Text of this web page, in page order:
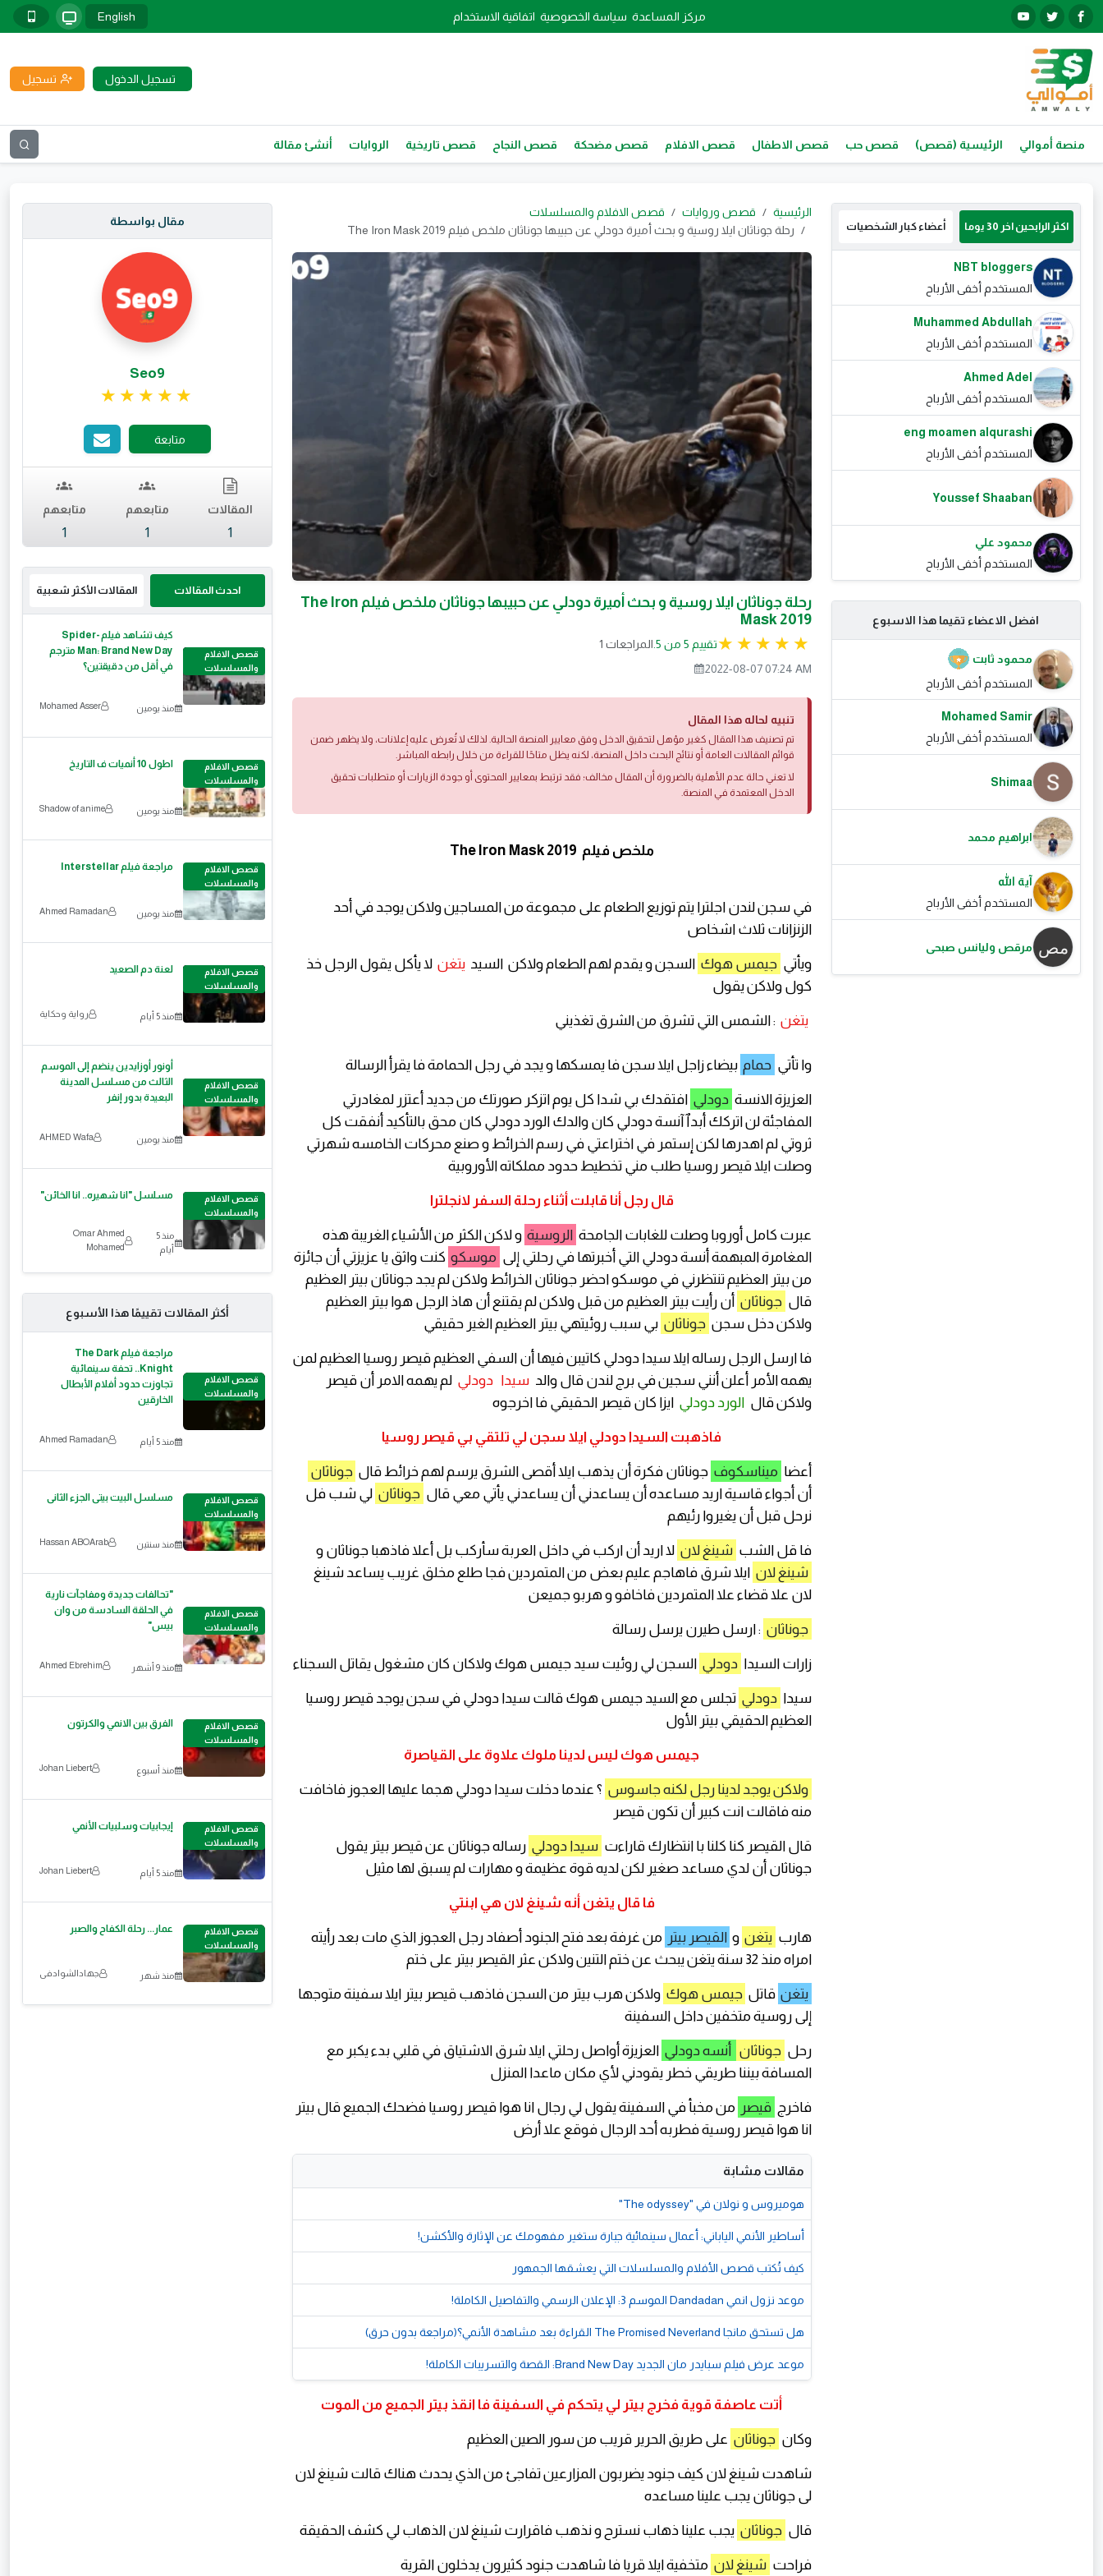
مركز المساعدة سياسة الخصوصية اتفاقية الاستخدام English
تسجيل الدخول تسجيل
منصة أموالي الرئيسية (قصص) قصص حب قصص الاطفال قصص الافلام قصص مضحكة قصص النجاح قصص تاريخية الروايات أنشئ مقالة
اكثر الرابحين اخر 30 يوما أعضاء كبار الشخصيات
NBT bloggers
المستخدم أخفى الأرباح
Muhammed Abdullah
المستخدم أخفى الأرباح
Ahmed Adel
المستخدم أخفى الأرباح
eng moamen alqurashi
المستخدم أخفى الأرباح
Youssef Shaaban
محمود علي
المستخدم أخفى الأرباح
افضل الاعضاء تقيما هذا الاسبوع
محمود ثابت
المستخدم أخفى الأرباح
Mohamed Samir
المستخدم أخفى الأرباح
Shimaa
ابراهيم محمد
آية الله
المستخدم أخفى الأرباح
مرقص وليانس صبحى
الرئيسية قصص وروايات
قصص الافلام والمسلسلات
رحلة جوناثان ايلا روسية و بحث أميرة دودلي عن حبيبها جوناثان ملخص فيلم The Iron Mask 2019
رحلة جوناثان ايلا روسية و بحث أميرة دودلي عن حبيبها جوناثان ملخص فيلم The Iron
Mask 2019
تقييم 5 من 5.
1 المراجعات
2022-08-07 07:24 AM
تنبيه لحاله هذا المقال
تم تصنيف هذا المقال كغير مؤهل لتحقيق الدخل وفق معايير المنصة الحالية. لذلك لا تُعرض عليه إعلانات، ولا يظهر ضمن
قوائم المقالات العامة أو نتائج البحث داخل المنصة، لكنه يظل متاحًا للقراءة من خلال رابطه المباشر.
لا تعني حالة عدم الأهلية بالضرورة أن المقال مخالف؛ فقد ترتبط بمعايير المحتوى أو جودة الزيارات أو متطلبات تحقيق
الدخل المعتمدة في المنصة.
ملخص فيلم The Iron Mask 2019
في سجن لندن اجلترا يتم توزيع الطعام على مجموعة من المساجين ولاكن يوجد في أحد
الزنزانات ثلاث اشخاص
ويأتي جيمس هوك السجن و يقدم لهم الطعام ولاكن السيد يتغن لا يأكل يقول الرجل خذ
كول ولاكن يقول
يتغن : الشمس التي تشرق من الشرق تغذيني
وا تأتي حمام بيضاء زاجل ايلا سجن فا يمسكها و يجد في رجل الحمامة فا يقرأ الرسالة
العزيزة الانسة دودلي افتقدك بي شدا كل يوم اتزكر صورتك من جديد أعتزر لمغادرتي
المفاجئة لن اتركك أبدٱ آنسة دودلي كان والدك الورد دودلي كان محق بالتأكيد أنفقت كل
ثروتي لم اهدرها لكن إستمر في اختراعتي في رسم الخرائط و صنع محركات الخامسه شهرتي
وصلت ايلا قيصر روسيا طلب مني تخطيط حدود مملكاته الأوروبية
قال رجل أنا قابلت أثناء رحلة السفر لانجلترا
عبرت كامل أوروبا وصلت للغابات الجامحة الروسية و لاكن الكثر من الأشياء الغريبة هذه
المغامرة المبهمة أنسة دودلي التي أخبرتها في رحلتي إلى موسكو كنت واثق يا عزيزتي أن جائزة
من بيتر العظيم تنتظرني في موسكو احضر جوناثان الخرائط ولاكن لم يجد جوناثان بيتر العظيم
قال جوناثان أن رأيت بيتر العظيم من قبل ولاكن لم يقتنع أن هاذ الرجل هوا بيتر العظيم
ولاكن دخل سجن جوناثان بي سبب روئيتهي بيتر العظيم الغير حقيقي
فا ارسل الرجل رساله ايلا سيدا دودلي كاتيبن فيها أن السفي العظيم قيصر روسيا العظيم لمن
يهمه الأمر أعلن أنني سجين في برج لندن قال والد سيدا دودلي لم يهمه الامر أن قيصر
ولاكن قال الورد دودلي ايزا كان قيصر الحقيقي فا اخرجوه
فاذهبت السيدا دودلي ايلا سجن لي تلتقي بي قيصر روسيا
أعضا ميناسكوف جوناثان فكرة أن يذهب ايلا أقصى الشرق يرسم لهم خرائط قال جوناثان
أن أجواء قاسية اريد مساعده أن يساعدني أن يساعدني يأتي معي قال جوناثان لي شب فل
نرحل قبل أن يغيروا رئيهم
فا قل الشب شينغ لان لا اريد أن اركب في داخل العربة سأركب بل أعلا فاذهبا جوناثان و
شينغ لان ايلا شرق فاهاجم عليم بعض من المتمردين فجا طلع مخلق غريب يساعد شينغ
لان علا قضاء علا المتمردين فاخافو و هربو جميعن
جوناثان : ارسل طيرن يرسل رسالة
زارات السيدا دودلي السجن لي روئيت سيد جيمس هوك ولاكان كان مشغول يقاتل السجناء
سيدا دودلي تجلس مع السيد جيمس هوك قالت سيدا دودلي في سجن يوجد قيصر روسيا
العظيم الحقيقي بيتر الأول
جيمس هوك ليس لدينا ملوك علاوة على القياصرة
ولاكن يوجد لدينا رجل لكنه جاسوس ؟ عندما دخلت سيدا دودلي هجما عليها العجوز فاخافت
منه فاقالت انت كبير أن تكون قيصر
قال القيصر كنا كلنا با انتظارك قاراءت سيدا دودلي رساله جوناثان عن قيصر بيتر يقول
جوناثان أن لدي مساعد صغير لكن لديه قوة عظيمة و مهارات لم يسبق لها مثيل
فا قال يتغن أنه شينغ لان هي ابنتي
هارب يتغن و القيصر بيتر من غرفة بعد فتح الجنود أصفاد رجل العجوز الذي مات بعد رأيته
امراه منذ 32 سنة يتغن يبحث عن ختم التنين ولاكن عثر القيصر بيتر على ختم
يتغن قاتل جيمس هوك ولاكن هرب بيتر من السجن فاذهب قيصر بيتر ايلا سفينة متوجها
إلى روسية متخفين داخل السفينة
رحل جوناثان أنسه دودلي العزيزة أواصل رحلتي ايلا شرق الاشتياق في قلبي بدء يكبر مع
المسافة بيننا طريقي خطر يقودني لأي مكان ماعدا المنزل
فاخرج قيصر من مخبأ في السفينة يقول لي رجال انا هوا قيصر روسيا فضحك الجميع قال بيتر
انا هوا قيصر روسية فطربه أحد الرجال فوقع علا أرض
مقالات مشابة
هوميروس و نولان في "The odyssey"
أساطير الأنمي الياباني: أعمال سينمائية جبارة ستغير مفهومك عن الإثارة والأكشن!
كيف تُكتب قصص الأفلام والمسلسلات التي يعشقها الجمهور
موعد نزول انمي Dandadan الموسم 3: الإعلان الرسمي والتفاصيل الكاملة!
هل تستحق مانجا The Promised Neverland القراءة بعد مشاهدة الأنمي؟(مراجعة بدون حرق)
موعد عرض فيلم سبايدر مان الجديد Brand New Day: القصة والتسريبات الكاملة!
أتت عاصفة قوية فخرج بيتر لي يتحكم في السفينة فا انقذ بيتر الجميع من الموت
وكان جوناثان على طريق الحرير قريب من سور الصين العظيم
شاهدت شينغ لان كيف جنود يضربون المزارعين تفاجئ من الذي يحدث هناك قالت شينغ لان
لى جوناثان يجب علينا مساعده
قال جوناثان يجب علينا ذهاب نسترح و نذهب فاقرارت شينغ لان الذهاب لي كشف الحقيقة
فراحت شينغ لان متخفية ايلا قريا فا شاهدت جنود كثيرون يدخلون القرية
مقال بواسطة
Seo9
تقييم 5 من 5.
متابعة
المقالات
1
متابعهم
1
متابعهم
1
احدث المقالات المقالات الأكثر شعبية
قصص الافلام
والمسلسلات
كيف تشاهد فيلم Spider-
Man: Brand New Day مترجم
في أقل من دقيقتين؟
منذ يومين Mohamed Asser
قصص الافلام
والمسلسلات
اطول 10 أنميات ف التاريخ
منذ يومين Shadow of anime
قصص الافلام
والمسلسلات
مراجعة فيلم Interstellar
منذ يومين Ahmed Ramadan
قصص الافلام
والمسلسلات
لعنة دم الصعيد
منذ 5 أيام رواية وحكاية
قصص الافلام
والمسلسلات
أونور أوزايدين ينضم إلى الموسم
الثالث من مسلسل المدينة
البعيدة بدور إنفر
منذ يومين AHMED Wafa
قصص الافلام
والمسلسلات
مسلسل "انا شهيره.. انا الخائن"
منذ 5
أيام
Omar Ahmed
Mohamed
أكثر المقالات تقييمًا هذا الأسبوع
قصص الافلام
والمسلسلات
مراجعة فيلم The Dark
Knight.. تحفة سينمائية
تجاوزت حدود أفلام الأبطال
الخارقين
منذ 5 أيام Ahmed Ramadan
قصص الافلام
والمسلسلات
مسلسل البيت بيتى الجزء الثانى
منذ سنتين Hassan ABOArab
قصص الافلام
والمسلسلات
"تحالفات جديدة ومفاجآت نارية
في الحلقة السادسة من وان
بيس"
منذ 9 أشهر Ahmed Ebrehim
قصص الافلام
والمسلسلات
الفرق بين الانمي والكرتون
منذ أسبوع Johan Liebert
قصص الافلام
والمسلسلات
إيجابيات وسلبيات الأنمي
منذ 5 أيام Johan Liebert
قصص الافلام
والمسلسلات
عمار... رحلة الكفاح والصبر
منذ شهر جهادالشوادفى